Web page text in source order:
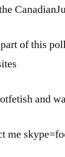
of this
and
me